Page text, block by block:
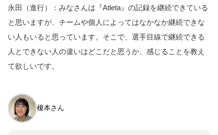
永田（進行）：みなさんは『Atleta』の記録を継続できている
と思いますが、チームや個人によってはなかなか継続できな
い人もいると思っています。そこで、選手目線で継続できる
人とできない人の違いはどこだと思うか、感じることを教え
て欲しいです。
榎本さん